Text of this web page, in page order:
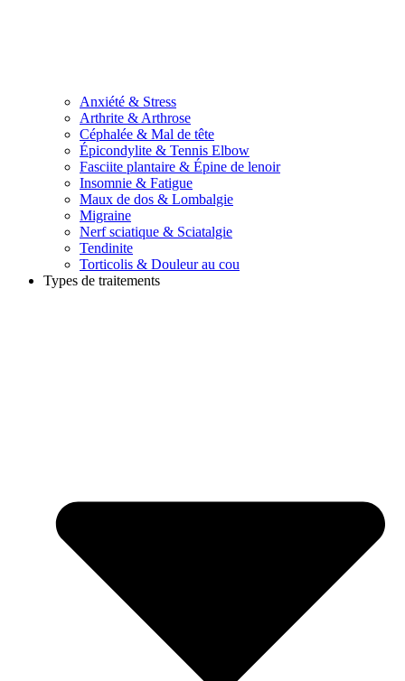
Anxiété & Stress
Arthrite & Arthrose
Céphalée & Mal de tête
Épicondylite & Tennis Elbow
Fasciite plantaire & Épine de lenoir
Insomnie & Fatigue
Maux de dos & Lombalgie
Migraine
Nerf sciatique & Sciatalgie
Tendinite
Torticolis & Douleur au cou
Types de traitements